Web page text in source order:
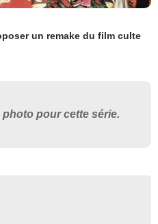
un remake du film culte
pour cette série.